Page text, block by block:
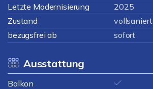
Letzte Modernisierung
2025
Zustand
vollsaniert
bezugsfrei ab
sofort
Ausstattung
Balkon